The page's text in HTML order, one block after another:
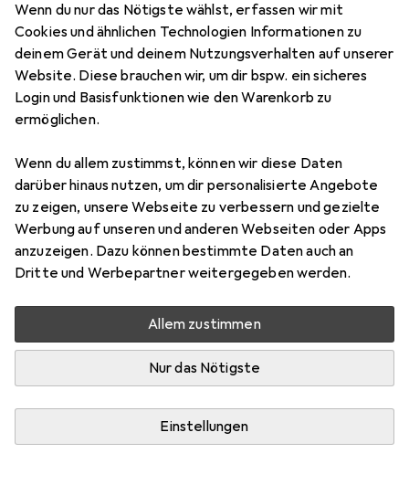
Wenn du nur das Nötigste wählst, erfassen wir mit
Cookies und ähnlichen Technologien Informationen zu
deinem Gerät und deinem Nutzungsverhalten auf unserer
Website. Diese brauchen wir, um dir bspw. ein sicheres
Login und Basisfunktionen wie den Warenkorb zu
ermöglichen.
Wenn du allem zustimmst, können wir diese Daten
darüber hinaus nutzen, um dir personalisierte Angebote
zu zeigen, unsere Webseite zu verbessern und gezielte
Werbung auf unseren und anderen Webseiten oder Apps
anzuzeigen. Dazu können bestimmte Daten auch an
Dritte und Werbepartner weitergegeben werden.
Allem zustimmen
Nur das Nötigste
Einstellungen
Zebra Cable Shield USB Ser A Connect
EUR
64,90
Bewertungen
Zwischen Fr, 14.8. und Di, 18.8. geliefert
Lieferort angeben für genaue Lieferzeit
In den Warenkorb